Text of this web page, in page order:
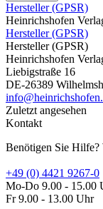
Hersteller (GPSR)
Heinrichshofen
Hersteller (GPSR)
Hersteller (GPSR)
Heinrichshofen
Liebigstraße 16
DE-26389
Zuletzt angesehen
Kontakt
Benötigen Sie Hilfe?
+49 (0) 4421 9267-0
Mo-Do 9.00 - 15.00
Fr 9.00 - 13.00 Uhr